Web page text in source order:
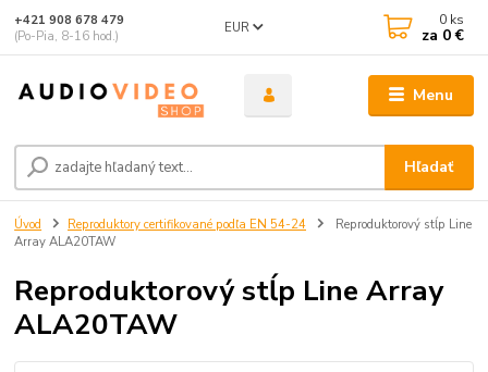
Menu
EUR
Hľadať
+421 908 678 479
(Po-Pia, 8-16 hod.)
0 ks
za 0 €
Úvod Reproduktory certifikované podľa EN 54-24
Reproduktorový stĺp Line
Array ALA20TAW
Reproduktorový stĺp Line Array
ALA20TAW